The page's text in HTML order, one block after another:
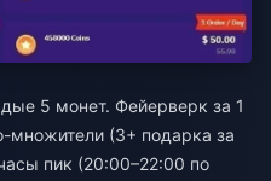
5 монет. Фейерверк за 1
множители (3+ подарка за
пик (20:00–22:00 по